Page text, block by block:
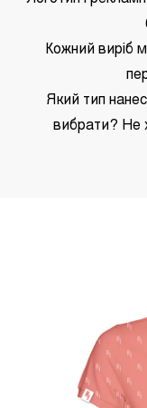
Кожний виріб
Який тип
вибрати? Не